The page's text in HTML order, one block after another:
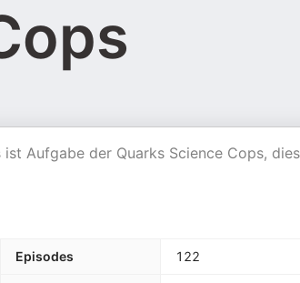
Aufgabe der Quarks Science Cops,
Episodes 122